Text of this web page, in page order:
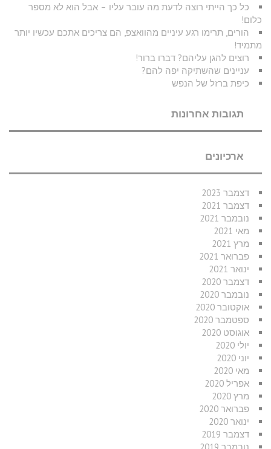
כל כך הייתי רוצה לדעת מה עובר עליו – אבל הוא לא מספר
כלום!
הורים, תרימו רגע עיניים מהוואצפ, הם צריכים אתכם עכשיו יותר
מתמיד!
רוצים להגן עליהם? דברו ברור!
עניינים שהשתיקה יפה להם?
כיפת ברזל של הנפש
תגובות אחרונות
ארכיונים
דצמבר 2023
דצמבר 2021
נובמבר 2021
מאי 2021
מרץ 2021
פברואר 2021
ינואר 2021
דצמבר 2020
נובמבר 2020
אוקטובר 2020
ספטמבר 2020
אוגוסט 2020
יולי 2020
יוני 2020
מאי 2020
אפריל 2020
מרץ 2020
פברואר 2020
ינואר 2020
דצמבר 2019
נובמבר 2019